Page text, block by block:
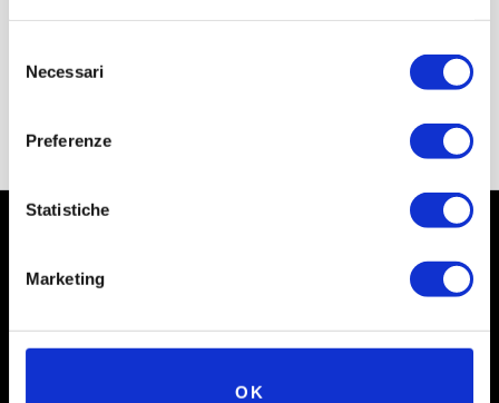
delNecessari
Preferenze
Statistiche
Marketing
OK